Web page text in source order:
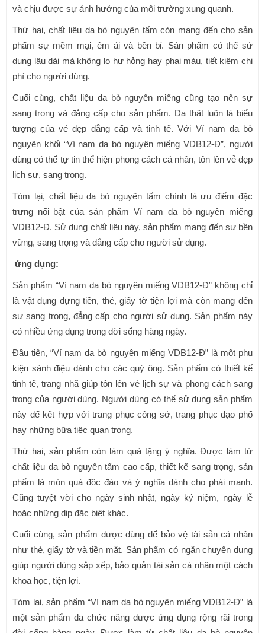
và chịu được sự ảnh hưởng của môi trường xung quanh.
Thứ hai, chất liệu da bò nguyên tấm còn mang đến cho sản
phẩm sự mềm mại, êm ái và bền bỉ. Sản phẩm có thể sử
dụng lâu dài mà không lo hư hỏng hay phai màu, tiết kiệm chi
phí cho người dùng.
Cuối cùng, chất liệu da bò nguyên miếng cũng tạo nên sự
sang trọng và đẳng cấp cho sản phẩm. Da thật luôn là biểu
tượng của vẻ đẹp đẳng cấp và tinh tế. Với Ví nam da bò
nguyên khối “Ví nam da bò nguyên miếng VDB12-Đ”, người
dùng có thể tự tin thể hiện phong cách cá nhân, tôn lên vẻ đẹp
lịch sự, sang trọng.
Tóm lại, chất liệu da bò nguyên tấm chính là ưu điểm đặc
trưng nổi bật của sản phẩm Ví nam da bò nguyên miếng
VDB12-Đ. Sử dụng chất liệu này, sản phẩm mang đến sự bền
vững, sang trọng và đẳng cấp cho người sử dụng.
ứng dụng:
Sản phẩm “Ví nam da bò nguyên miếng VDB12-Đ” không chỉ
là vật dụng đựng tiền, thẻ, giấy tờ tiện lợi mà còn mang đến
sự sang trọng, đẳng cấp cho người sử dụng. Sản phẩm này
có nhiều ứng dụng trong đời sống hàng ngày.
Đầu tiên, “Ví nam da bò nguyên miếng VDB12-Đ” là một phụ
kiện sành điệu dành cho các quý ông. Sản phẩm có thiết kế
tinh tế, trang nhã giúp tôn lên vẻ lịch sự và phong cách sang
trọng của người dùng. Người dùng có thể sử dụng sản phẩm
này để kết hợp với trang phục công sở, trang phục dạo phố
hay những bữa tiệc quan trọng.
Thứ hai, sản phẩm còn làm quà tặng ý nghĩa. Được làm từ
chất liệu da bò nguyên tấm cao cấp, thiết kế sang trọng, sản
phẩm là món quà độc đáo và ý nghĩa dành cho phái mạnh.
Cũng tuyệt vời cho ngày sinh nhật, ngày kỷ niệm, ngày lễ
hoặc những dịp đặc biệt khác.
Cuối cùng, sản phẩm được dùng để bảo vệ tài sản cá nhân
như thẻ, giấy tờ và tiền mặt. Sản phẩm có ngăn chuyên dụng
giúp người dùng sắp xếp, bảo quản tài sản cá nhân một cách
khoa học, tiện lợi.
Tóm lại, sản phẩm “Ví nam da bò nguyên miếng VDB12-Đ” là
một sản phẩm đa chức năng được ứng dụng rộng rãi trong